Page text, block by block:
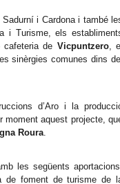
i Cardona i també
i Turisme, els
cafeteria de Vicpuntzero, el
sinèrgies comunes dins del
d’Aro i la
moment aquest projecte,
Roura
les següents
de foment de turisme de